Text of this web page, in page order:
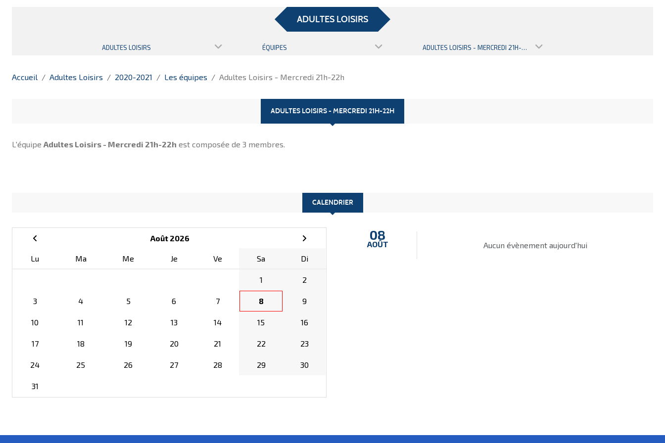
ADULTES LOISIRS
ADULTES LOISIRS ÉQUIPES ADULTES LOISIRS - MERCREDI 21H-22H (SAISON 2020-2021)
Accueil Adultes Loisirs 2020-2021 Les équipes Adultes Loisirs - Mercredi 21h-22h
ADULTES LOISIRS - MERCREDI 21H-22H
L'équipe Adultes Loisirs - Mercredi 21h-22h est composée de 3 membres.
CALENDRIER
Août 2026
Lu Ma Me Je Ve Sa Di
1 2
3 4 5 6 7 8 9
10 11 12 13 14 15 16
17 18 19 20 21 22 23
24 25 26 27 28 29 30
31
08
AOÛT Aucun évènement aujourd'hui